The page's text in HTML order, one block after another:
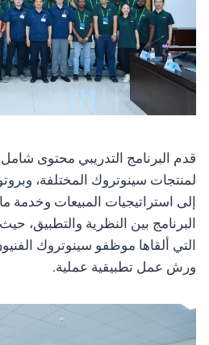
قدم البرنامج التدريبي محتوى شامل
لمنتجات سينوتروك المختلفة،
إلى استراتيجيات المبيعات وخدمة
البرنامج بين النظرية والتطبيق،
التي ألقاها موظفو سينوتروك
ورش عمل تطبيقية عملية.